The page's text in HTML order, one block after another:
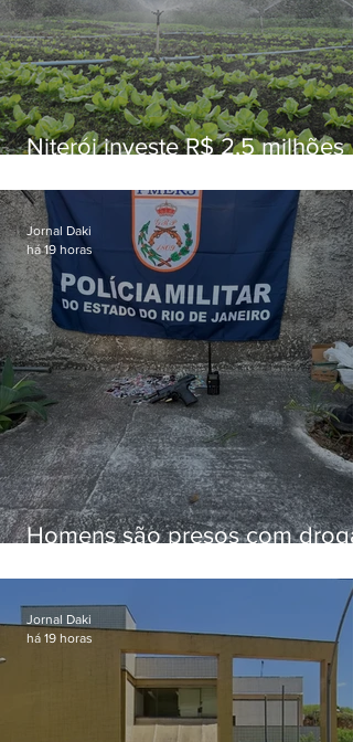
Niterói investe R$ 2,5 milhões
familiar para merenda escolar
Homens são presos com
Jornal Daki
há 19 horas
Jornal Daki
há 19 horas